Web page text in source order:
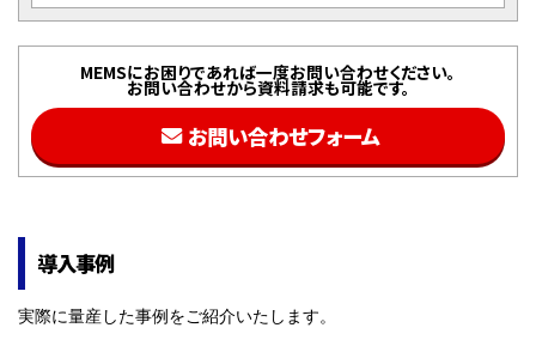
MEMSにお困りであれば一度お問い合わせください。
お問い合わせから資料請求も可能です。
お問い合わせフォーム
導入事例
実際に量産した事例をご紹介いたします。